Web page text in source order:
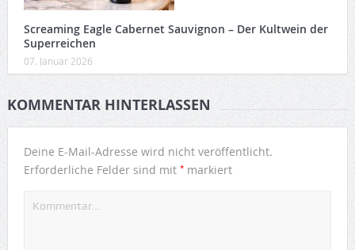
Screaming Eagle Cabernet Sauvignon – Der Kultwein der
Superreichen
07. Januar 2026
KOMMENTAR HINTERLASSEN
Deine E-Mail-Adresse wird nicht veröffentlicht.
Erforderliche Felder sind mit *markiert